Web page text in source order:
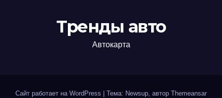
Тренды авто
Автокарта
Сайт работает на WordPress Тема: Newsup, автор Themeansar